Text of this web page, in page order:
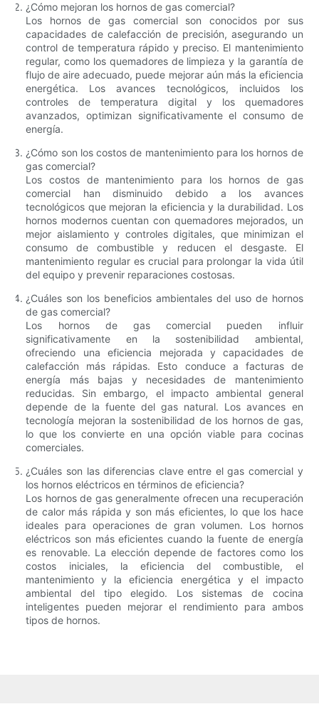
¿Cómo mejoran los hornos de gas comercial?
Los hornos de gas comercial son conocidos por sus
capacidades de calefacción de precisión, asegurando un
control de temperatura rápido y preciso. El mantenimiento
regular, como los quemadores de limpieza y la garantía de
flujo de aire adecuado, puede mejorar aún más la eficiencia
energética. Los avances tecnológicos, incluidos los
controles de temperatura digital y los quemadores
avanzados, optimizan significativamente el consumo de
energía.
¿Cómo son los costos de mantenimiento para los hornos de
gas comercial?
Los costos de mantenimiento para los hornos de gas
comercial han disminuido debido a los avances
tecnológicos que mejoran la eficiencia y la durabilidad. Los
hornos modernos cuentan con quemadores mejorados, un
mejor aislamiento y controles digitales, que minimizan el
consumo de combustible y reducen el desgaste. El
mantenimiento regular es crucial para prolongar la vida útil
del equipo y prevenir reparaciones costosas.
¿Cuáles son los beneficios ambientales del uso de hornos
de gas comercial?
Los hornos de gas comercial pueden influir
significativamente en la sostenibilidad ambiental,
ofreciendo una eficiencia mejorada y capacidades de
calefacción más rápidas. Esto conduce a facturas de
energía más bajas y necesidades de mantenimiento
reducidas. Sin embargo, el impacto ambiental general
depende de la fuente del gas natural. Los avances en
tecnología mejoran la sostenibilidad de los hornos de gas,
lo que los convierte en una opción viable para cocinas
comerciales.
¿Cuáles son las diferencias clave entre el gas comercial y
los hornos eléctricos en términos de eficiencia?
Los hornos de gas generalmente ofrecen una recuperación
de calor más rápida y son más eficientes, lo que los hace
ideales para operaciones de gran volumen. Los hornos
eléctricos son más eficientes cuando la fuente de energía
es renovable. La elección depende de factores como los
costos iniciales, la eficiencia del combustible, el
mantenimiento y la eficiencia energética y el impacto
ambiental del tipo elegido. Los sistemas de cocina
inteligentes pueden mejorar el rendimiento para ambos
tipos de hornos.